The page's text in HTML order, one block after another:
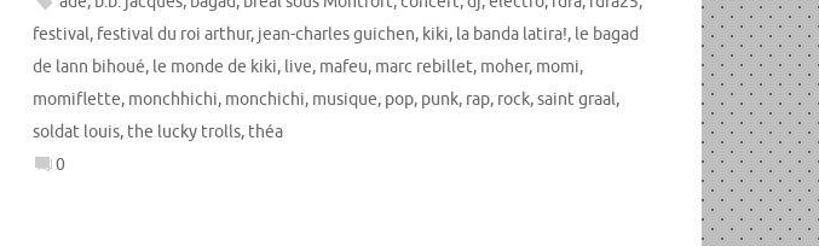
festival, festival du roi arthur, jean-charles guichen, kiki, la banda latira!, le bagad
de lann bihoué, le monde de kiki, live, mafeu, marc rebillet, moher, momi,
momiflette, monchhichi, monchichi, musique, pop, punk, rap, rock,saint graal,
soldat louis, the lucky trolls, théa
0